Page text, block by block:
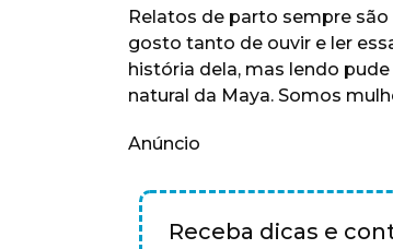
Relatos de parto sempre
gosto tanto de ouvir e ler
história dela, mas lendo
natural da Maya. Somos
Anúncio
Receba dicas e